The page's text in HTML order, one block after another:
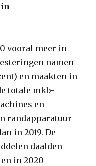
in
vooral meer in
namen
en maakten in
totale mkb-
en
randapparatuur
in 2019. De
daalden
in 2020